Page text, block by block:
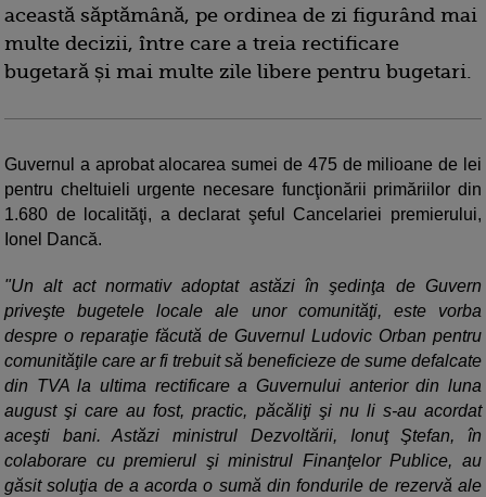
această săptămână, pe ordinea de zi figurând mai
multe decizii, între care a treia rectificare
bugetară și mai multe zile libere pentru bugetari.
Guvernul a aprobat alocarea sumei de 475 de milioane de lei
pentru cheltuieli urgente necesare funcţionării primăriilor din
1.680 de localităţi, a declarat şeful Cancelariei premierului,
Ionel Dancă.
"Un alt act normativ adoptat astăzi în şedinţa de Guvern
priveşte bugetele locale ale unor comunităţi, este vorba
despre o reparaţie făcută de Guvernul Ludovic Orban pentru
comunităţile care ar fi trebuit să beneficieze de sume defalcate
din TVA la ultima rectificare a Guvernului anterior din luna
august şi care au fost, practic, păcăliţi şi nu li s-au acordat
aceşti bani. Astăzi ministrul Dezvoltării, Ionuţ Ştefan, în
colaborare cu premierul şi ministrul Finanţelor Publice, au
găsit soluţia de a acorda o sumă din fondurile de rezervă ale